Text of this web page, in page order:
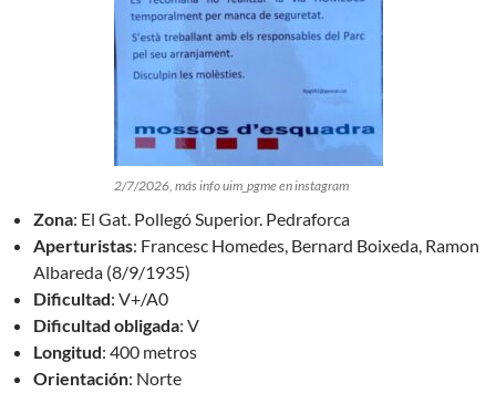
2/7/2026, más info uim_pgme en instagram
Zona: El Gat. Pollegó Superior. Pedraforca
Aperturistas: Francesc Homedes, Bernard Boixeda, Ramon
Albareda (8/9/1935)
Dificultad: V+/A0
Dificultad obligada: V
Longitud: 400 metros
Orientación: Norte